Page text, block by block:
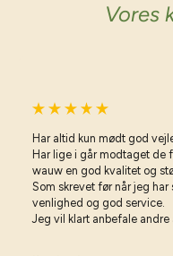
Vores
Har altid kun mødt god
Har lige i går modtaget de
wauw en god kvalitet og
Som skrevet før når jeg
venlighed og god service.
Jeg vil klart anbefale andre